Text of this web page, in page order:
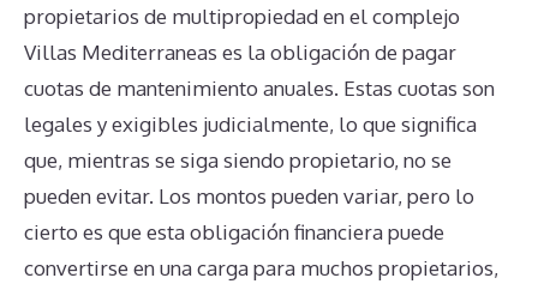
propietarios de multipropiedad en el complejo
Villas Mediterraneas es la obligación de pagar
cuotas de mantenimiento anuales. Estas cuotas son
legales y exigibles judicialmente, lo que significa
que, mientras se siga siendo propietario, no se
pueden evitar. Los montos pueden variar, pero lo
cierto es que esta obligación financiera puede
convertirse en una carga para muchos propietarios,